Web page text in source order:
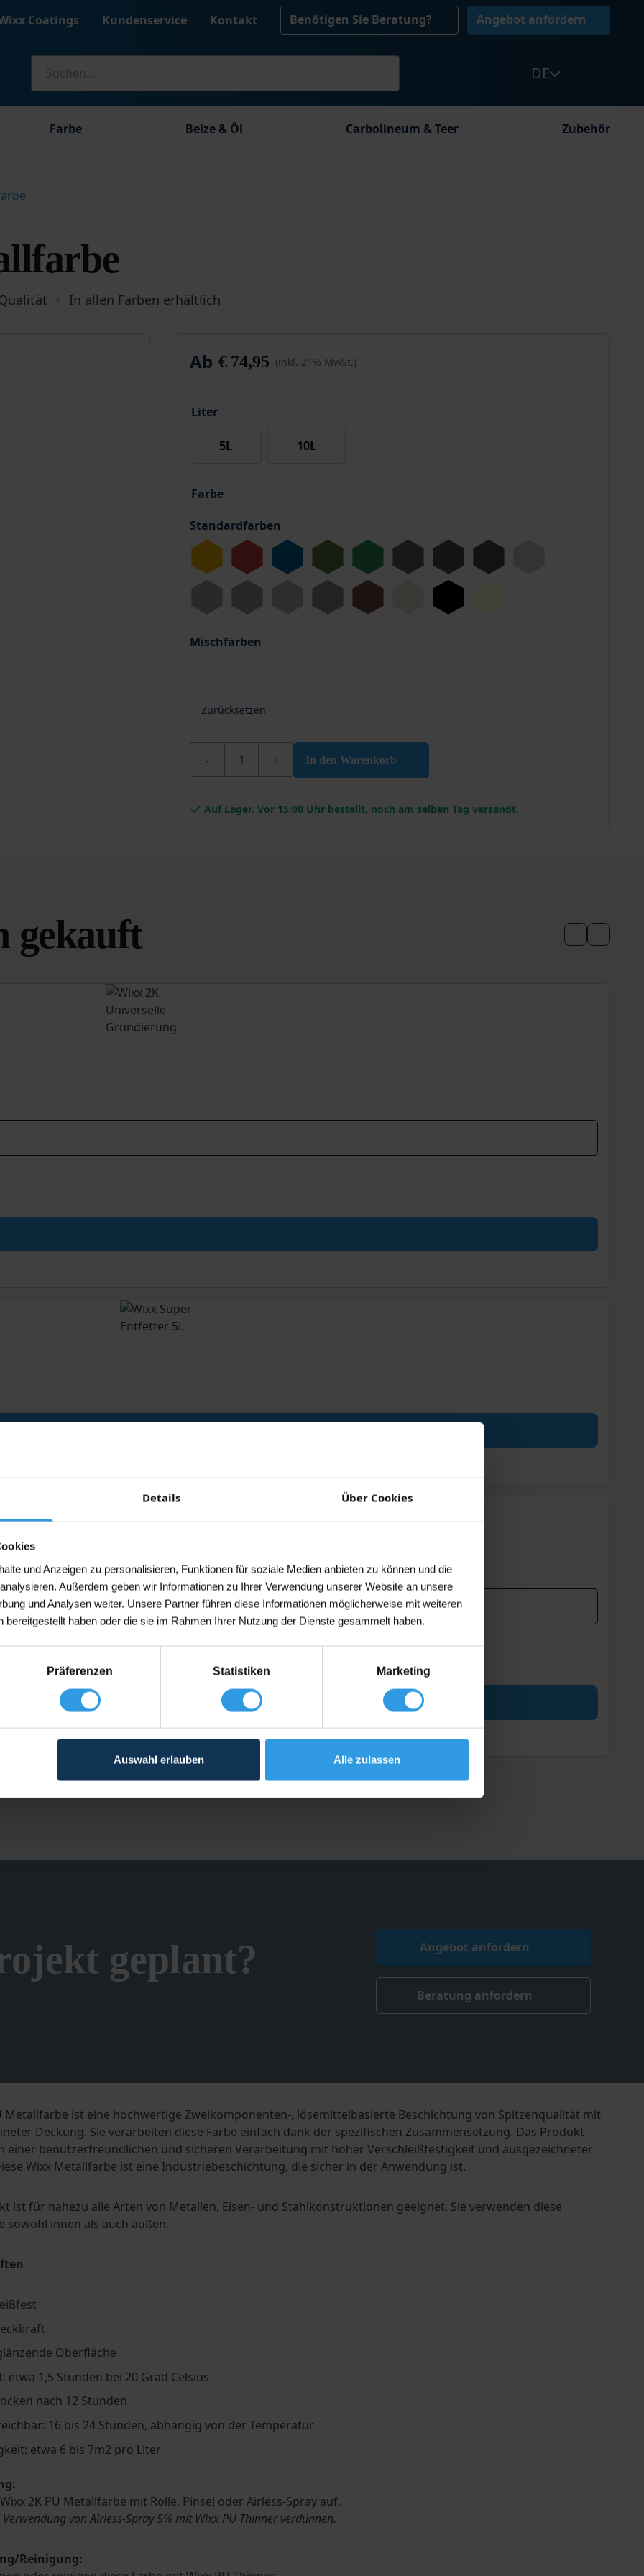
Details Über Cookies
und Anzeigen zu personalisieren, Funktionen für soziale Medien anbieten zu können und die
Außerdem geben wir Informationen zu Ihrer Verwendung unserer Website an unsere
und Analysen weiter. Unsere Partner führen diese Informationen möglicherweise mit weiteren
bereitgestellt haben oder die sie im Rahmen Ihrer Nutzung der Dienste gesammelt haben.
Präferenzen Statistiken Marketing
Auswahl erlauben Alle zulassen
Coatings Kundenservice Kontakt Benötigen Sie Beratung? Angebot anfordern
nach:
DE
Farbe Beize & Öl Carbolineum & Teer Zubehör
In allen Farben erhältlich
Ab €74,95 (inkl. 21% MwSt.)
Liter
5L 10L
Farbe
Mischfarben
Standardfarben
Zurücksetzen
Wixx 2K PU Metallfarbe Menge
In den Warenkorb
Auf Lager. Vor 15:00 Uhr bestellt, noch am selben Tag versandt.
gekauft
geplant? Angebot anfordern
Beratung anfordern
Metallfarbe ist eine hochwertige Zweikomponenten-, lösemittelbasierte Beschichtung von Spitzenqualität mit
Deckung. Sie verarbeiten diese Farbe einfach dank der spezifischen Zusammensetzung. Das Produkt
einer benutzerfreundlichen und sicheren Verarbeitung mit hoher Verschleißfestigkeit und ausgezeichneter
Wixx Metallfarbe ist eine Industriebeschichtung, die sicher in der Anwendung ist.
ist für nahezu alle Arten von Metallen, Eisen- und Stahlkonstruktionen geeignet. Sie verwenden diese
sowohl innen als auch außen.
Oberfläche
etwa 1,5 Stunden bei 20 Grad Celsius
nach 12 Stunden
16 bis 24 Stunden, abhängig von der Temperatur
etwa 6 bis 7m2 pro Liter
2K PU Metallfarbe mit Rolle, Pinsel oder Airless-Spray auf.
von Airless-Spray 5% mit Wixx PU Thinner verdünnen.
Reinigung: